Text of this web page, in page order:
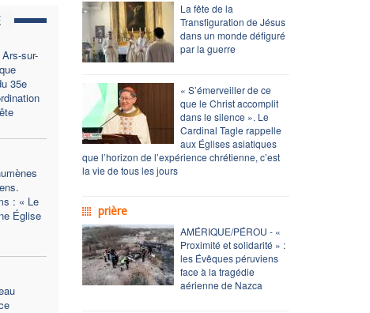
sur-
35e
: « Le
Église
La fête de la
Transfiguration de Jésus
dans un monde défiguré
par la guerre
« S’émerveiller de ce
que le Christ accomplit
dans le silence ». Le
Cardinal Tagle rappelle
aux Églises asiatiques
que l’horizon de l’expérience chrétienne, c’est
la vie de tous les jours
prière
AMÉRIQUE/PÉROU - «
Proximité et solidarité » :
les Évêques péruviens
face à la tragédie
aérienne de Nazca